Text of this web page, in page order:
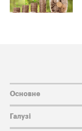
Основне
Галузі